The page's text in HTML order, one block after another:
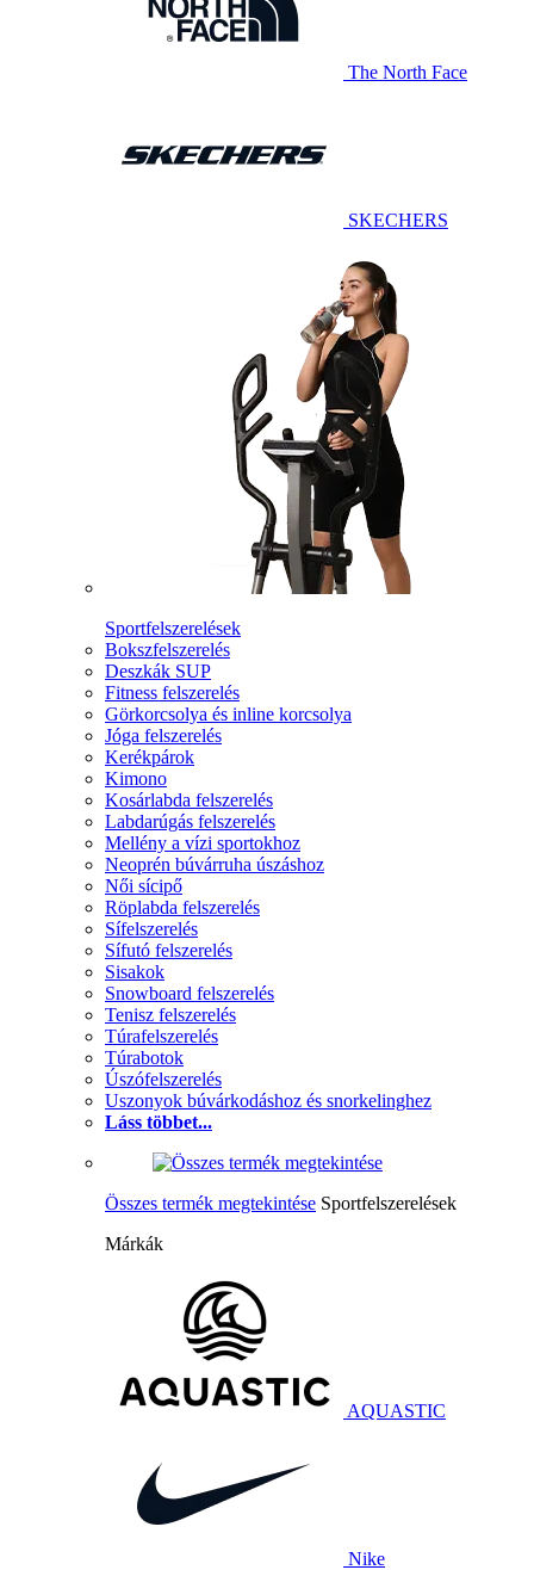
The North Face
SKECHERS
Sportfelszerelések
Bokszfelszerelés
Deszkák SUP
Fitness felszerelés
Görkorcsolya és inline korcsolya
Jóga felszerelés
Kerékpárok
Kimono
Kosárlabda felszerelés
Labdarúgás felszerelés
Mellény a vízi sportokhoz
Neoprén búvárruha úszáshoz
Női sícipő
Röplabda felszerelés
Sífelszerelés
Sífutó felszerelés
Sisakok
Snowboard felszerelés
Tenisz felszerelés
Túrafelszerelés
Túrabotok
Úszófelszerelés
Uszonyok búvárkodáshoz és snorkelinghez
Láss többet...
Összes termék megtekintése Sportfelszerelések
Márkák
AQUASTIC
Nike